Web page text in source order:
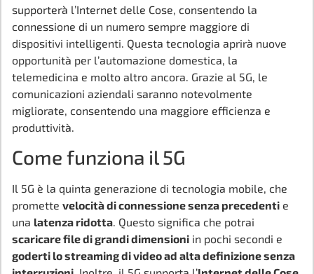
supporterà l’Internet delle Cose, consentendo la
connessione di un numero sempre maggiore di
dispositivi intelligenti. Questa tecnologia aprirà nuove
opportunità per l’automazione domestica, la
telemedicina e molto altro ancora. Grazie al 5G, le
comunicazioni aziendali saranno notevolmente
migliorate, consentendo una maggiore efficienza e
produttività.
Come funziona il 5G
Il 5G è la quinta generazione di tecnologia mobile, che
promette velocità di connessione senza precedenti e
una latenza ridotta. Questo significa che potrai
scaricare file di grandi dimensioni in pochi secondi e
goderti lo streaming di video ad alta definizione senza